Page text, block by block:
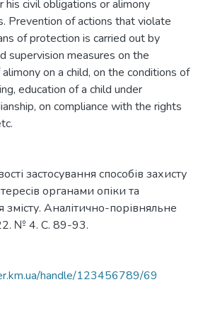
his civil obligations or alimony
Prevention of actions that violate
of protection is carried out by
supervision measures on the
on a child, on the conditions of
education of a child under
on compliance with the rights
застосування способів захисту
органами опіки та
змісту. Аналітично-порівняльне
№ 4. С. 89-93.
handle/123456789/69